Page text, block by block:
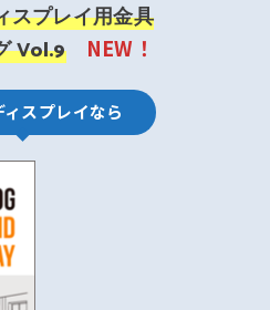
スプレイ用金具
Vol.9
NEW！
スプレイなら